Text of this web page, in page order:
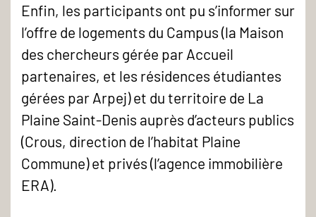
Enfin, les participants ont pu s’informer sur
l’offre de logements du Campus (la Maison
des chercheurs gérée par Accueil
partenaires, et les résidences étudiantes
gérées par Arpej) et du territoire de La
Plaine Saint-Denis auprès d’acteurs publics
(Crous, direction de l’habitat Plaine
Commune) et privés (l’agence immobilière
ERA).